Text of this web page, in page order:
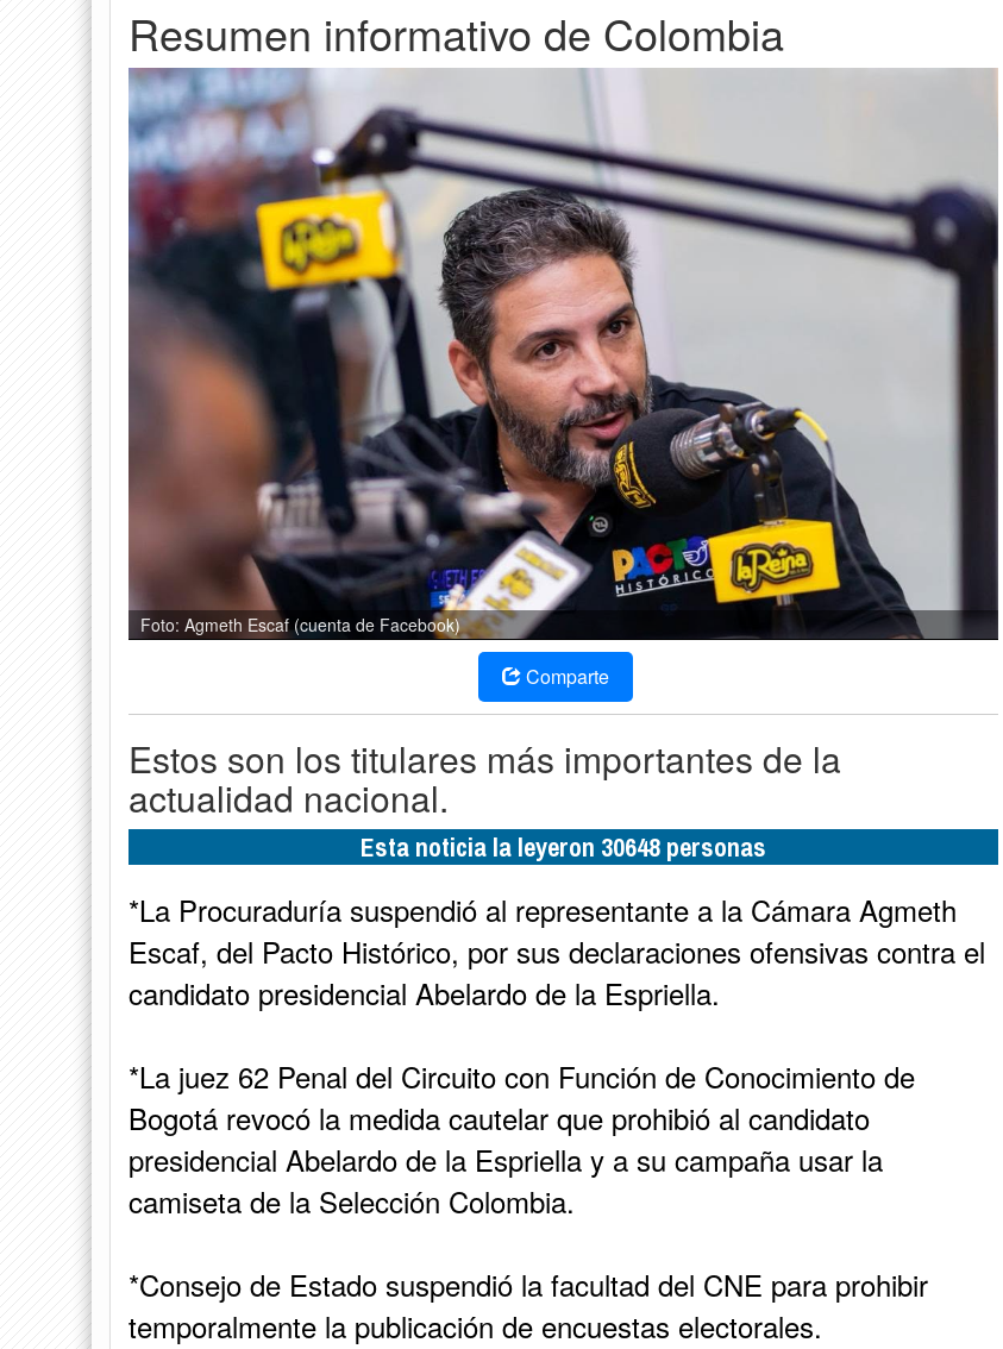
Resumen informativo de Colombia
Foto: Agmeth Escaf (cuenta de Facebook)
Comparte
Estos son los titulares más importantes de la
actualidad nacional.
Esta noticia la leyeron 30648 personas
*La Procuraduría suspendió al representante a la Cámara Agmeth
Escaf, del Pacto Histórico, por sus declaraciones ofensivas contra el
candidato presidencial Abelardo de la Espriella.
*La juez 62 Penal del Circuito con Función de Conocimiento de
Bogotá revocó la medida cautelar que prohibió al candidato
presidencial Abelardo de la Espriella y a su campaña usar la
camiseta de la Selección Colombia.
*Consejo de Estado suspendió la facultad del CNE para prohibir
temporalmente la publicación de encuestas electorales.